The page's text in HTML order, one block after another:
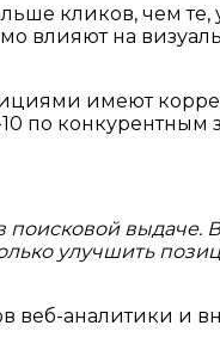
кликов, чем те, у
влияют на
имеют
по конкурентным
выдаче.
улучшить
веб-аналитики и